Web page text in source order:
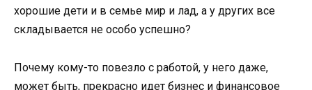
хорошие дети и в семье мир и лад, а у других все
складывается не особо успешно?
Почему кому-то повезло с работой, у него даже,
может быть, прекрасно идет бизнес и финансовое